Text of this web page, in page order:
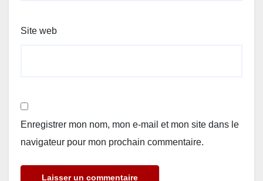
Site web
Enregistrer mon nom, mon e-mail et mon site dans le
navigateur pour mon prochain commentaire.